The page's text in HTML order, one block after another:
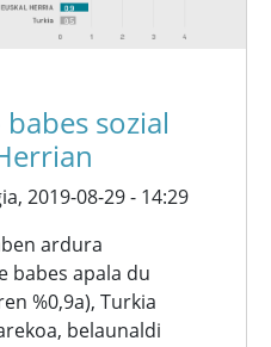
sozial
2019-08-29 - 14:29
ardura
babes apala du
%0,9a), Turkia
belaunaldi